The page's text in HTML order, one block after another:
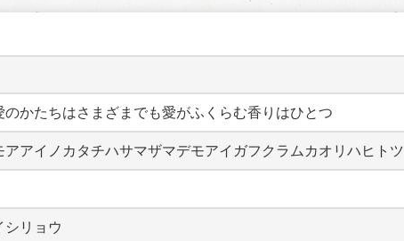
かたちはさまざまでも愛がふくらむ香りはひとつ
アイノカタチハサマザマデモアイガフクラムカオリハヒトツ
リョウ